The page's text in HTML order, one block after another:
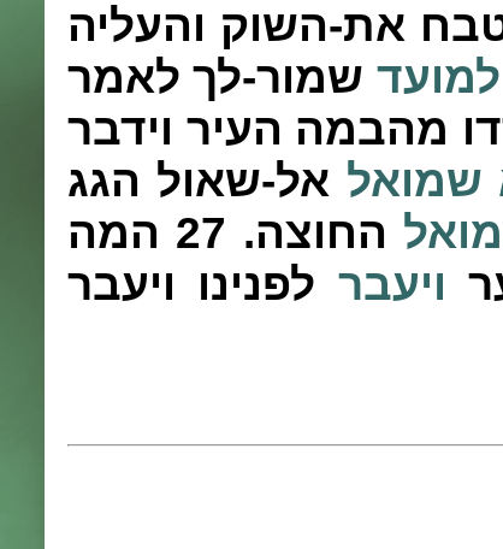
את-השוק והעליה
למועד שמור-לך לאמר
מהבמה העיר וידבר
שמואל אל-שאול הגג
החוצה. 27 המה
ויעבר לפנינו ויעבר